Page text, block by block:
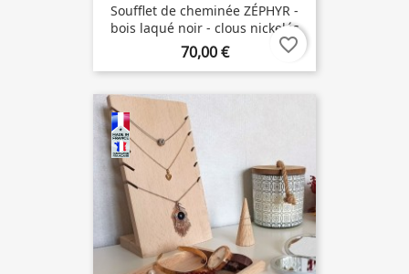
Soufflet de cheminée ZÉPHYR -
bois laqué noir - clous nickelés
70,00 € favorite_border